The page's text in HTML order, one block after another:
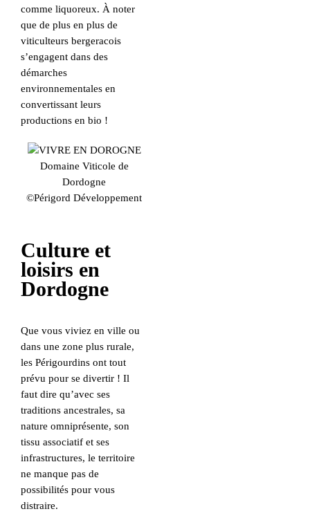
comme liquoreux. À noter
que de plus en plus de
viticulteurs bergeracois
s’engagent dans des
démarches
environnementales en
convertissant leurs
productions en bio !
Domaine Viticole de
Dordogne
©Périgord Développement
Culture et
loisirs en
Dordogne
Que vous viviez en ville ou
dans une zone plus rurale,
les Périgourdins ont tout
prévu pour se divertir ! Il
faut dire qu’avec ses
traditions ancestrales, sa
nature omniprésente, son
tissu associatif et ses
infrastructures, le territoire
ne manque pas de
possibilités pour vous
distraire.